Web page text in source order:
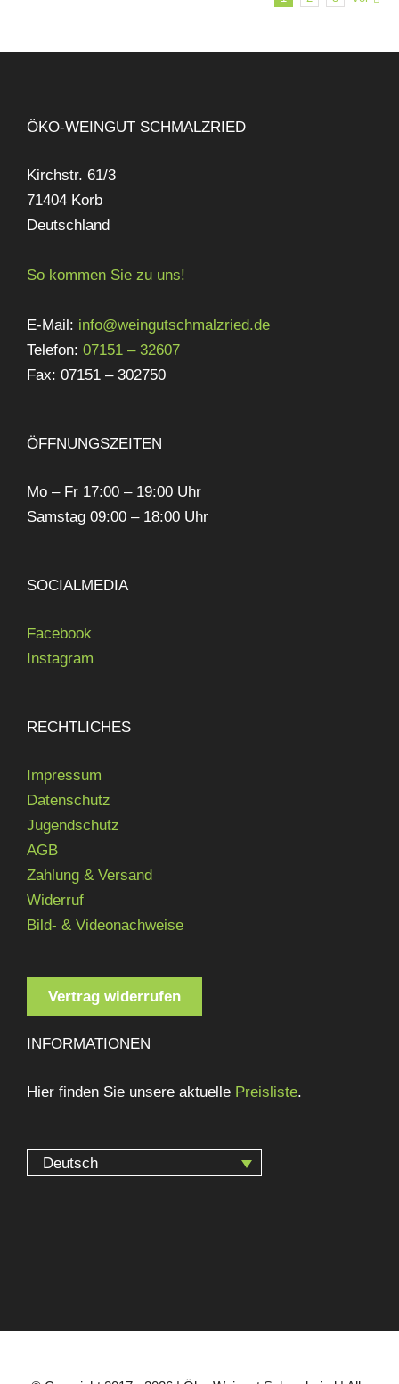
ÖKO-WEINGUT SCHMALZRIED
Kirchstr. 61/3
71404 Korb
Deutschland
So kommen Sie zu uns!
E-Mail: info@weingutschmalzried.de
Telefon: 07151 – 32607
Fax: 07151 – 302750
ÖFFNUNGSZEITEN
Mo – Fr 17:00 – 19:00 Uhr
Samstag 09:00 – 18:00 Uhr
SOCIALMEDIA
Facebook
Instagram
RECHTLICHES
Impressum
Datenschutz
Jugendschutz
AGB
Zahlung & Versand
Widerruf
Bild- & Videonachweise
Vertrag widerrufen
INFORMATIONEN
Hier finden Sie unsere aktuelle Preisliste.
Deutsch